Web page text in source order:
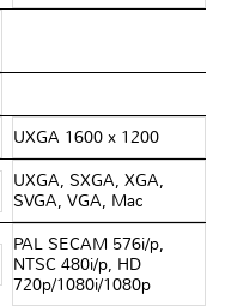
UXGA 1600 x 1200
UXGA, SXGA, XGA,
SVGA, VGA, Mac
PAL SECAM 576i/p,
NTSC 480i/p, HD
720p/1080i/1080p